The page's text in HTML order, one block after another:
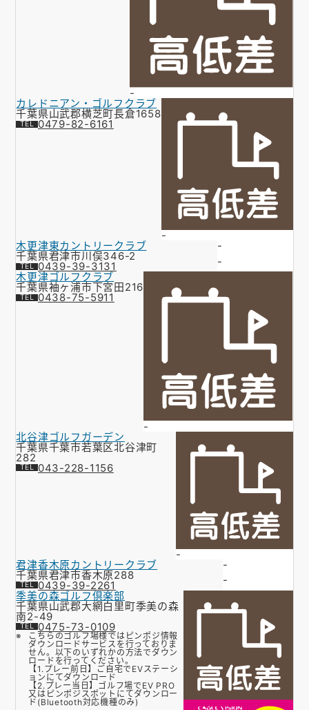
-
カレドニアン・ゴルフクラブ
千葉県山武郡横芝町長倉1658
0479-82-6161
-
木更津東カントリークラブ
千葉県君津市川俣346-2
0439-39-3131
-
-
木更津ゴルフクラブ
千葉県袖ヶ浦市下宮田216
0438-75-5911
-
北谷津ゴルフガーデン
千葉県千葉市若葉区北谷津町
282
043-228-1156
-
君津香木原カントリークラブ
千葉県君津市香木原288
0439-39-2261
-
-
季美の森ゴルフ倶楽部
千葉県山武郡大網白里町季美の森
南2-49
0475-73-0109
こちらのゴルフ場様ではピンポジ情報
ダウンロードサービスを行っておりま
せん。以下のいずれかの方法でダウン
ロードを行ってください。
【1.プレー前日】ご自宅でEVステーシ
ョンにてダウンロード
【2.プレー当日】ゴルフ場でEV PRO
又はピンポジスポットにてダウンロー
ド(Bluetooth対応機種のみ)